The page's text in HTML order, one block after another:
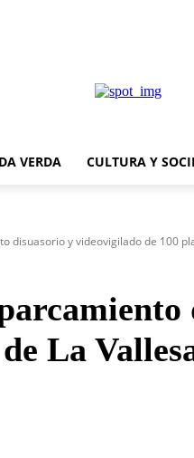
VERDA CULTURA Y
disuasorio y videovigilado de 100
La